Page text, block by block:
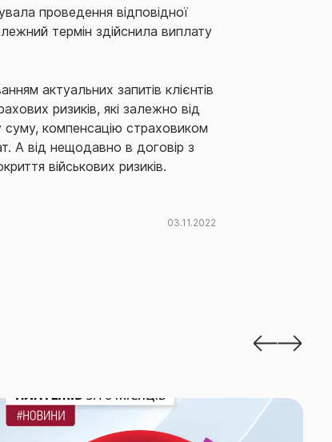
проведення відповідної
термін здійснила виплату
актуальних запитів клієнтів
ризиків, які залежно від
суму, компенсацію страховиком
А від нещодавно в договір з
військових ризиків.
03.11.2022